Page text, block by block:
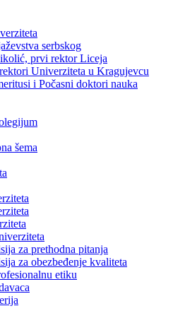
serbskog
prvi rektor Liceja
Univerziteta u Kragujevcu
i Počasni doktori nauka
šema
za prethodna pitanja
za obezbeđenje kvaliteta
etiku